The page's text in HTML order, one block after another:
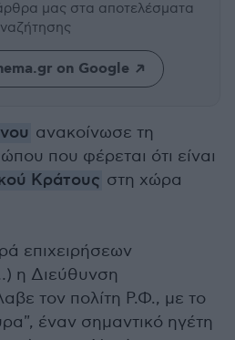
μας στα αποτελέσματα
on Google
ανακοίνωσε τη
που φέρεται ότι είναι
Κράτους στη χώρα
επιχειρήσεων
η Διεύθυνση
τον πολίτη Ρ.Φ., με το
έναν σημαντικό ηγέτη